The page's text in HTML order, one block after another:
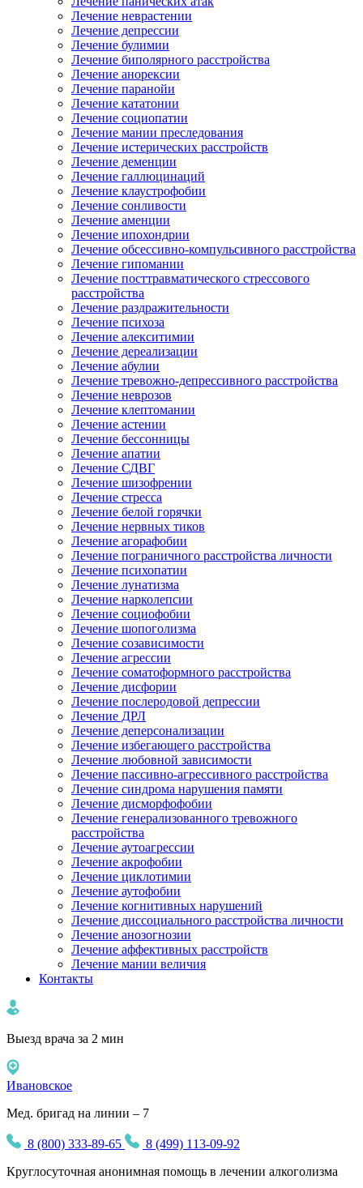
Лечение неврастении
Лечение депрессии
Лечение булимии
Лечение биполярного расстройства
Лечение анорексии
Лечение паранойи
Лечение кататонии
Лечение социопатии
Лечение мании преследования
Лечение истерических расстройств
Лечение деменции
Лечение галлюцинаций
Лечение клаустрофобии
Лечение сонливости
Лечение аменции
Лечение ипохондрии
Лечение обсессивно-компульсивного расстройства
Лечение гипомании
Лечение посттравматического стрессового
расстройства
Лечение раздражительности
Лечение психоза
Лечение алекситимии
Лечение дереализации
Лечение абулии
Лечение тревожно-депрессивного расстройства
Лечение неврозов
Лечение клептомании
Лечение астении
Лечение бессонницы
Лечение апатии
Лечение СДВГ
Лечение шизофрении
Лечение стресса
Лечение белой горячки
Лечение нервных тиков
Лечение агорафобии
Лечение пограничного расстройства личности
Лечение психопатии
Лечение лунатизма
Лечение нарколепсии
Лечение социофобии
Лечение шопоголизма
Лечение созависимости
Лечение агрессии
Лечение соматоформного расстройства
Лечение дисфории
Лечение послеродовой депрессии
Лечение ДРЛ
Лечение деперсонализации
Лечение избегающего расстройства
Лечение любовной зависимости
Лечение пассивно-агрессивного расстройства
Лечение синдрома нарушения памяти
Лечение дисморфофобии
Лечение генерализованного тревожного
расстройства
Лечение аутоагрессии
Лечение акрофобии
Лечение циклотимии
Лечение аутофобии
Лечение когнитивных нарушений
Лечение диссоциального расстройства личности
Лечение анозогнозии
Лечение аффективных расстройств
Лечение мании величия
Контакты
Выезд врача за 2 мин
Ивановское
Мед. бригад на линии – 7
8 (800) 333-89-65
8 (499) 113-09-92
Круглосуточная анонимная помощь в лечении алкоголизма